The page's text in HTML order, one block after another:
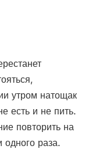
утром натощак
есть и не пить.
повторить на
раза.